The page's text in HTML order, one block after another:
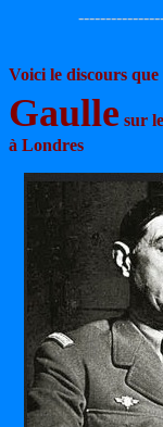
Voici le discours
Gaulle sur
à Londres